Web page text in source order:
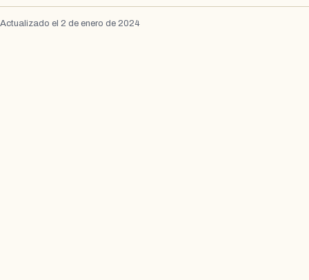
Actualizado el 2 de enero de 2024